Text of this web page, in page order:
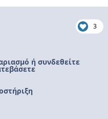
3
ή συνδεθείτε